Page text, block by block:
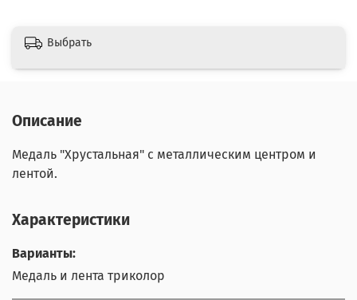
Выбрать
Описание
Медаль "Хрустальная" с металлическим центром и
лентой.
Характеристики
Варианты:
Медаль и лента триколор